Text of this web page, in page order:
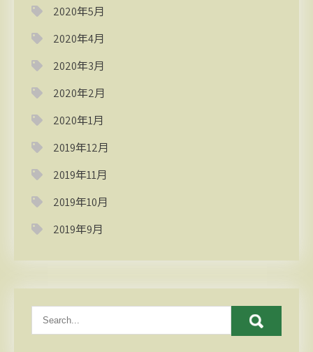
2020年5月
2020年4月
2020年3月
2020年2月
2020年1月
2019年12月
2019年11月
2019年10月
2019年9月